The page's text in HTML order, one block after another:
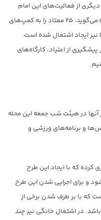
دیگری از فعالیت‌های این امام
پایگاه فرهنگی اجتماعی است. او در این باره می‌گوید: ۲۵ معتاد را به کمپ‌های
و برای ۲۱ نفر از آنها نیز ایجاد اشتغال شده است.
از اعتیاد، کارگاه‌های
باعث جذب بیش از ۵۰ نفر از آنها در هیئت شب جمعه این محله
و برنامه‌های ورزشی و
کرده که با ایجاد این طرح
اشتغال شود و برای اجرایی شدن این طرح
که با بر طرف شدن برخی از
در اشتغال خانگی نیز چند